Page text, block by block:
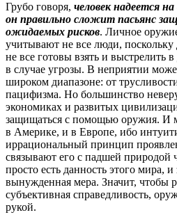
Грубо говоря, человек надеется
он правильно сложит пасьянс
ожидаемых рисков. Личное
учитывают не все люди,
не все готовы взять и выстрелить
в случае угрозы. В неприятии
широком диапазоне: от
пацифизма. Но большинство
экономиках и развитых
защищаться с помощью оружия. И
в Америке, и в Европе, ибо
иррациональный принцип
связывают его с падшей природой
просто есть данность этого мира,
вынужденная мера. Значит, чтобы
субъективная справедливость,
рукой.